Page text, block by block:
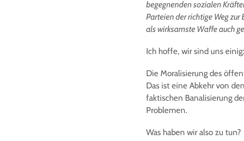
begegnenden sozialen
Parteien der richtige Weg
als wirksamste Waffe auch
Ich hoffe, wir sind uns
Die Moralisierung des
Das ist eine Abkehr von
faktischen Banalisierung
Problemen.
Was haben wir also zu tun?